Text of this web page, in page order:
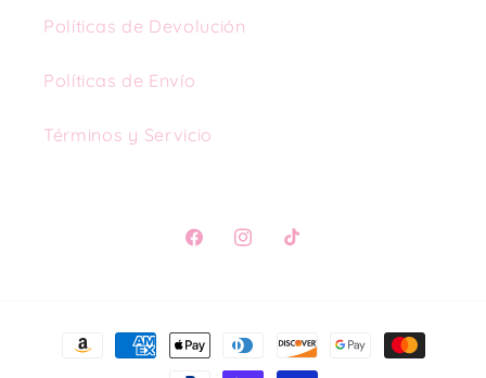
Políticas de Devolución
Políticas de Envío
Términos y Servicio
FacebookInstagram
TikTok
Formas